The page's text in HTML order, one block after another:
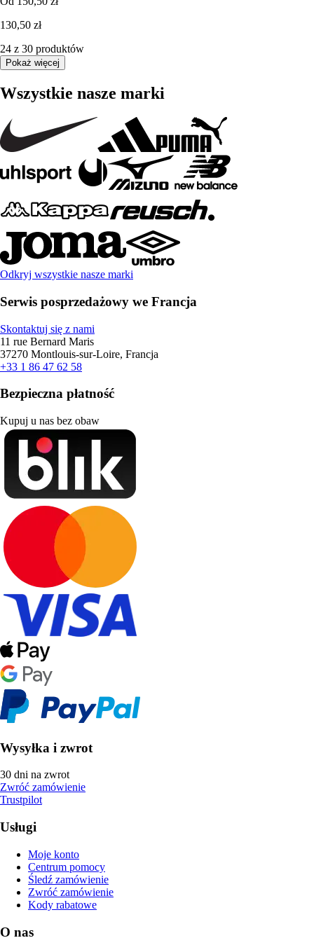
130,50 zł
24 z 30 produktów
Pokaż więcej
Wszystkie nasze marki
Odkryj wszystkie nasze marki
Serwis posprzedażowy we Francja
Skontaktuj się z nami
11 rue Bernard Maris
37270 Montlouis-sur-Loire, Francja
+33 1 86 47 62 58
Bezpieczna płatność
Kupuj u nas bez obaw
Wysyłka i zwrot
30 dni na zwrot
Zwróć zamówienie
Trustpilot
Usługi
Moje konto
Centrum pomocy
Śledź zamówienie
Zwróć zamówienie
Kody rabatowe
O nas